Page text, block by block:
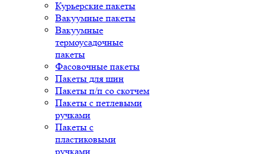
Курьерские пакеты
Вакуумные пакеты
Вакуумные
термоусадочные
пакеты
Фасовочные пакеты
Пакеты для шин
Пакеты п/п со скотчем
Пакеты с петлевыми
ручками
Пакеты с
пластиковыми
ручками